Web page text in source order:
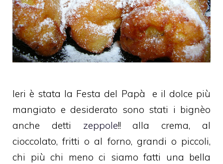
Ieri è stata la Festa del Papà e il dolce più
mangiato e desiderato sono stati i bignèo
anche detti zeppole!! alla crema, al
cioccolato, fritti o al forno, grandi o piccoli,
chi più chi meno ci siamo fatti una bella